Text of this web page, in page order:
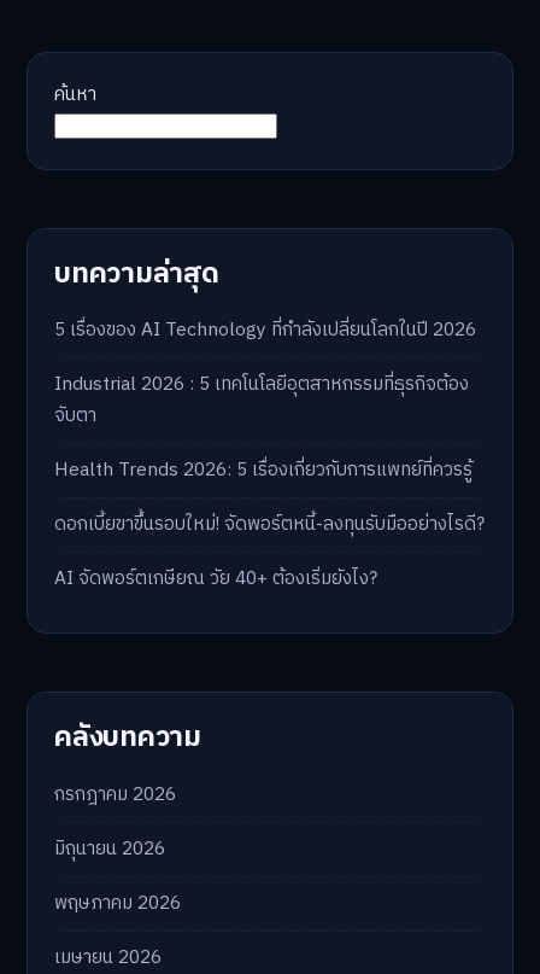
ค้นหา
บทความล่าสุด
5 เรื่องของ AI Technology ที่กำลังเปลี่ยนโลกในปี 2026
Industrial 2026 : 5 เทคโนโลยีอุตสาหกรรมที่ธุรกิจต้อง
จับตา
Health Trends 2026: 5 เรื่องเกี่ยวกับการแพทย์ที่ควรรู้
ดอกเบี้ยขาขึ้นรอบใหม่! จัดพอร์ตหนี้-ลงทุนรับมืออย่างไรดี?
AI จัดพอร์ตเกษียณ วัย 40+ ต้องเริ่มยังไง?
คลังบทความ
กรกฎาคม 2026
มิถุนายน 2026
พฤษภาคม 2026
เมษายน 2026